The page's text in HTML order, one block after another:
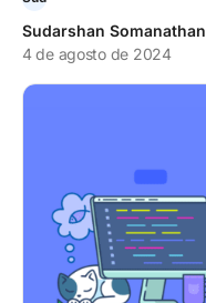
Sudarshan Somanathan
4 de agosto de 2024